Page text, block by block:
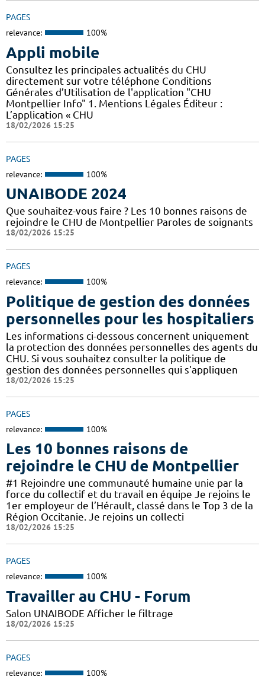
PAGES
relevance: 100%
Appli mobile
Consultez les principales actualités du CHU
directement sur votre téléphone Conditions
Générales d’Utilisation de l'application "CHU
Montpellier Info" 1. Mentions Légales Éditeur :
L’application « CHU
18/02/2026 15:25
PAGES
relevance: 100%
UNAIBODE 2024
Que souhaitez-vous faire ? Les 10 bonnes raisons de
rejoindre le CHU de Montpellier Paroles de soignants
18/02/2026 15:25
PAGES
relevance: 100%
Politique de gestion des données
personnelles pour les hospitaliers
Les informations ci-dessous concernent uniquement
la protection des données personnelles des agents du
CHU. Si vous souhaitez consulter la politique de
gestion des données personnelles qui s'appliquen
18/02/2026 15:25
PAGES
relevance: 100%
Les 10 bonnes raisons de
rejoindre le CHU de Montpellier
#1 Rejoindre une communauté humaine unie par la
force du collectif et du travail en équipe Je rejoins le
1er employeur de l’Hérault, classé dans le Top 3 de la
Région Occitanie. Je rejoins un collecti
18/02/2026 15:25
PAGES
relevance: 100%
Travailler au CHU - Forum
Salon UNAIBODE Afficher le filtrage
18/02/2026 15:25
PAGES
relevance: 100%